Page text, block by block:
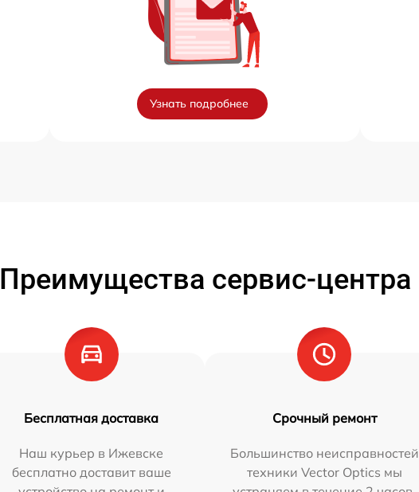
Узнать подробнее
Преимущества сервис-центра
Бесплатная доставка
Наш курьер в Ижевске
бесплатно доставит ваше
Срочный ремонт
Большинство неисправностей
техники Vector Optics мы